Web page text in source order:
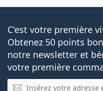
C'est votre première
Obtenez 50 points
notre newsletter et
votre première
E-mail